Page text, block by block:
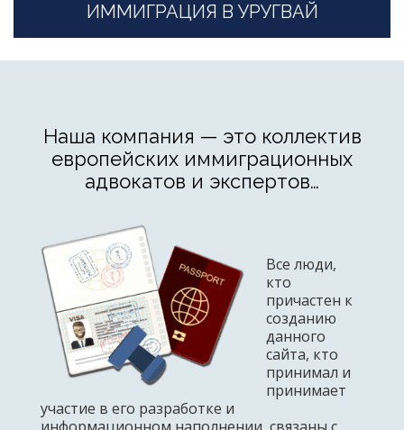
ИММИГРАЦИЯ В УРУГВАЙ
Наша компания — это коллектив
европейских иммиграционных
адвокатов и экспертов…
Все люди,
кто
причастен к
созданию
данного
сайта, кто
принимал и
принимает
участие в его разработке и